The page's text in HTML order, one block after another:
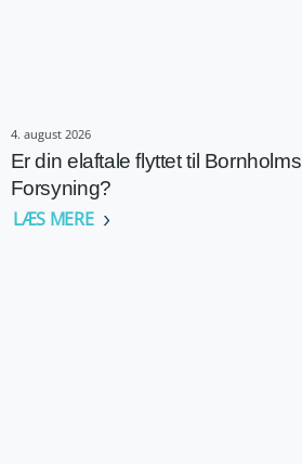
4. august 2026
Er din elaftale flyttet til
Forsyning?
LÆS MERE